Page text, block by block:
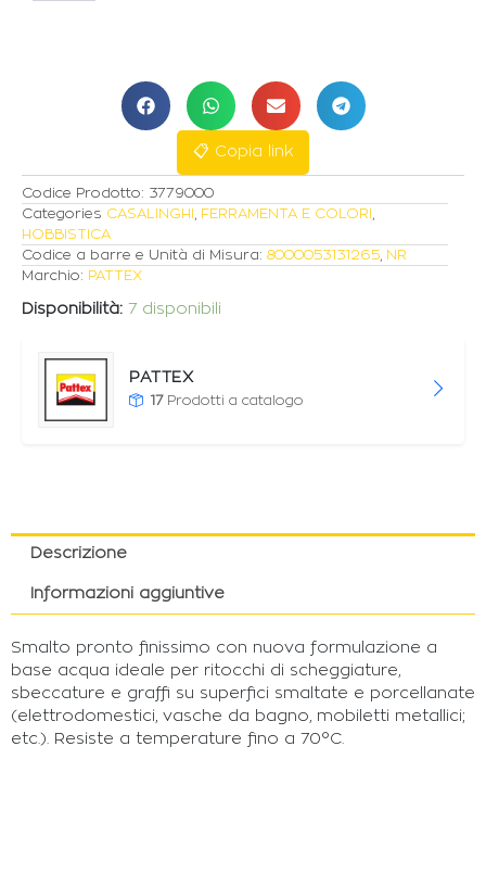
📋 Copia link
Codice Prodotto: 3779000
Categories CASALINGHI FERRAMENTA E COLORI
HOBBISTICA
Codice a barre e Unità di Misura: 8000053131265 NR
Marchio: PATTEX
Disponibilità: 7 disponibili
PATTEX
17 Prodotti a catalogo
Descrizione
Informazioni aggiuntive
Smalto pronto finissimo con nuova formulazione a
base acqua ideale per ritocchi di scheggiature,
sbeccature e graffi su superfici smaltate e porcellanate
(elettrodomestici, vasche da bagno, mobiletti metallici;
etc.). Resiste a temperature fino a 70°C.